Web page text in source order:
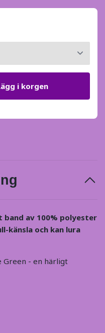
i korgen
av 100% polyester
känsla och kan lura
Green - en härligt